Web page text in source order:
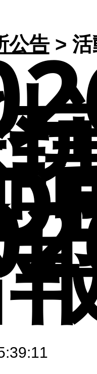
公告> 活